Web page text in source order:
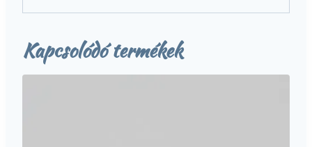
Kapcsolódó termékek